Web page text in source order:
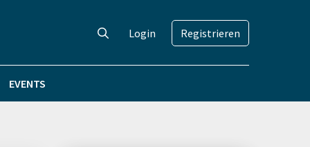
Login Registrieren
EVENTS